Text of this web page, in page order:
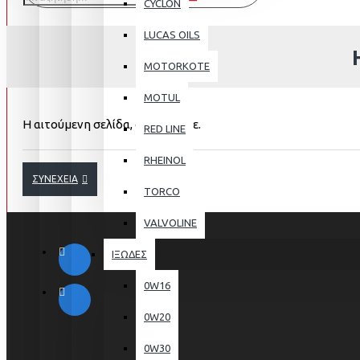
CYCLON
LUCAS OILS
MOTORKOTE
MOTUL
RED LINE
RHEINOL
TORCO
VALVOLINE
ΙΞΩΔΕΣ
0W16
0W20
0W30
Η αιτούμενη σελίδα, δε βρέθηκε.
ΣΥΝΈΧΕΙΑ